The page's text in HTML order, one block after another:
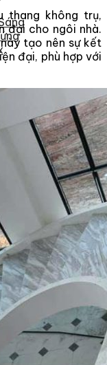
thang không trụ,
đại cho ngôi nhà.
tạo nên sự kết
đại, phù hợp với